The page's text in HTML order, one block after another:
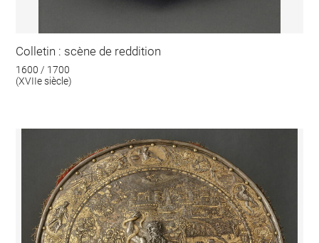
Colletin : scène de reddition
1600 / 1700
(XVIIe siècle)